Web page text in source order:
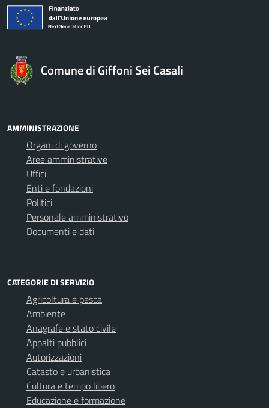
Comune di Giffoni Sei Casali
AMMINISTRAZIONE
Organi di governo
Aree amministrative
Uffici
Enti e fondazioni
Politici
Personale amministrativo
Documenti e dati
CATEGORIE DI SERVIZIO
Agricoltura e pesca
Ambiente
Anagrafe e stato civile
Appalti pubblici
Autorizzazioni
Catasto e urbanistica
Cultura e tempo libero
Educazione e formazione